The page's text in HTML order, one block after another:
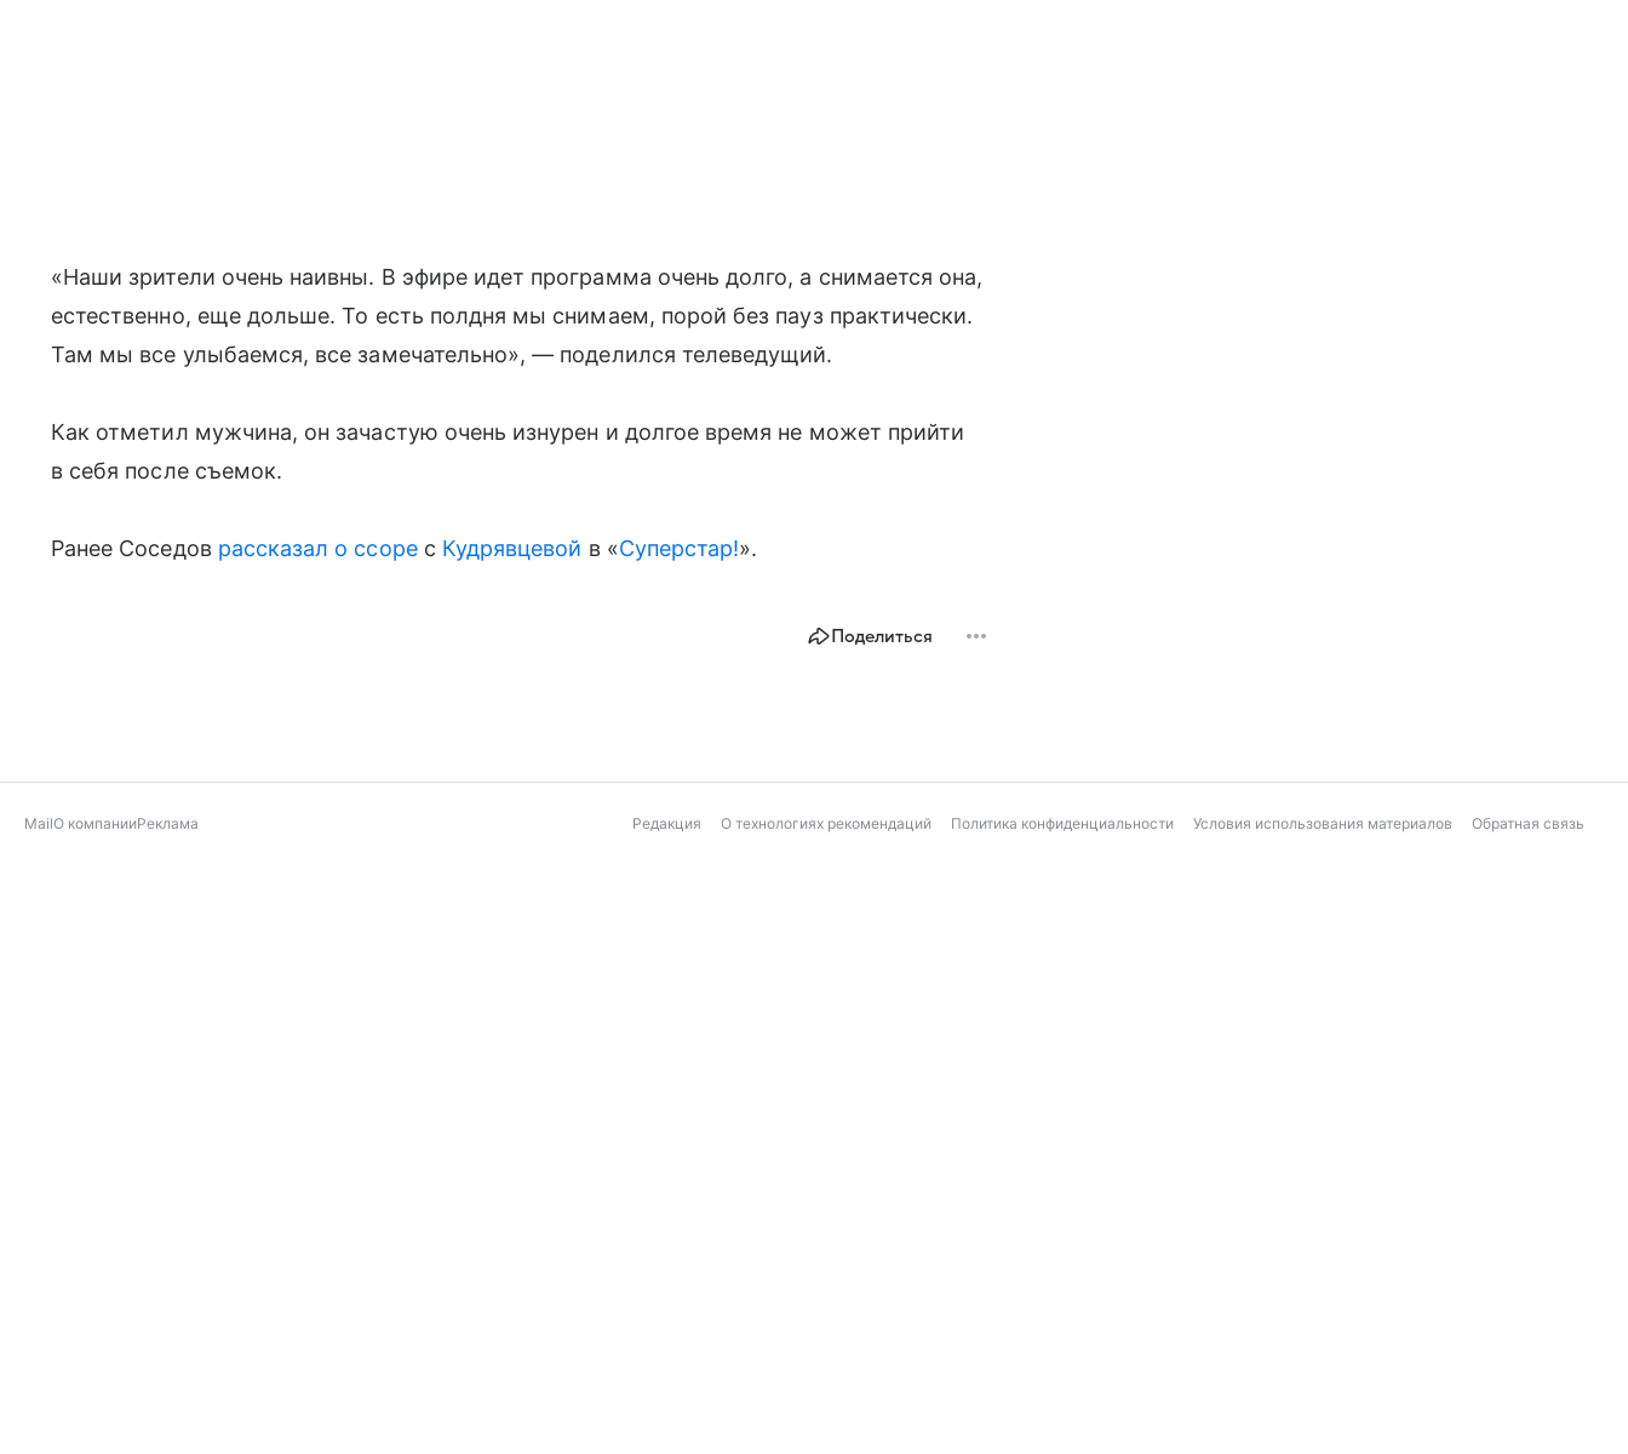
«Наши зрители очень наивны. В эфире идет программа очень долго, а снимается она,
естественно, еще дольше. То есть полдня мы снимаем, порой без пауз практически.
Там мы все улыбаемся, все замечательно», — поделился телеведущий.
Как отметил мужчина, он зачастую очень изнурен и долгое время не может прийти
в себя после съемок.
Ранее Соседов рассказал о ссорес Кудрявцевой в «Суперстар!».
Поделиться
MailО компанииРеклама Редакция О технологиях рекомендаций Политика конфиденциальности Условия использования материалов Обратная связь